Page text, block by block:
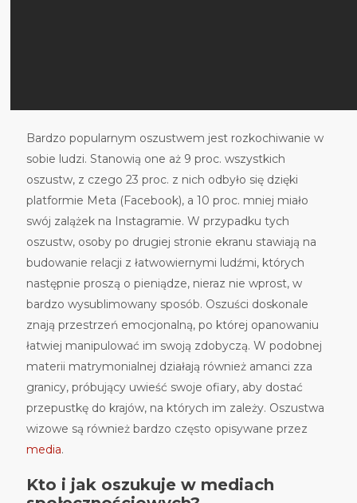
Bardzo popularnym oszustwem jest rozkochiwanie w
sobie ludzi. Stanowią one aż 9 proc. wszystkich
oszustw, z czego 23 proc. z nich odbyło się dzięki
platformie Meta (Facebook), a 10 proc. mniej miało
swój zalążek na Instagramie. W przypadku tych
oszustw, osoby po drugiej stronie ekranu stawiają na
budowanie relacji z łatwowiernymi ludźmi, których
następnie proszą o pieniądze, nieraz nie wprost, w
bardzo wysublimowany sposób. Oszuści doskonale
znają przestrzeń emocjonalną, po której opanowaniu
łatwiej manipulować im swoją zdobyczą. W podobnej
materii matrymonialnej działają również amanci zza
granicy, próbujący uwieść swoje ofiary, aby dostać
przepustkę do krajów, na których im zależy. Oszustwa
wizowe są również bardzo często opisywane przez
media.
Kto i jak oszukuje w mediach